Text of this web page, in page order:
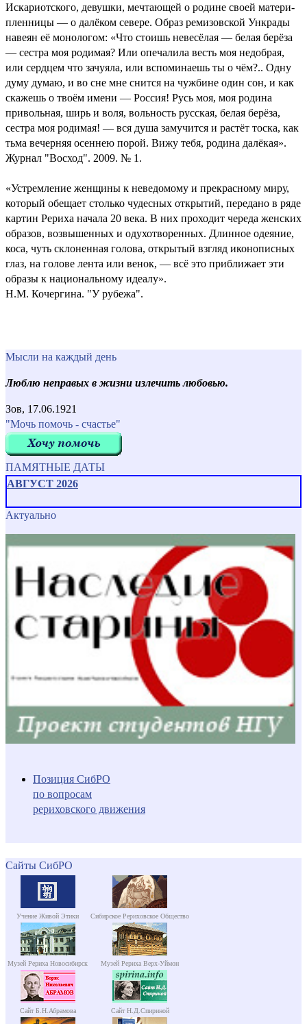
Искариотского, девушки, мечтающей о родине своей матери-
пленницы — о далёком севере. Образ ремизовской Ункрады
навеян её монологом: «Что стоишь невесёлая — белая берёза
— сестра моя родимая? Или опечалила весть моя недобрая,
или сердцем что зачуяла, или вспоминаешь ты о чём?.. Одну
думу думаю, и во сне мне снится на чужбине один сон, и как
скажешь о твоём имени — Россия! Русь моя, моя родина
привольная, ширь и воля, вольность русская, белая берёза,
сестра моя родимая! — вся душа замучится и растёт тоска, как
тьма вечерняя осеннею порой. Вижу тебя, родина далёкая».
Журнал "Восход". 2009. № 1.
«Устремление женщины к неведомому и прекрасному миру,
который обещает столько чудесных открытий, передано в ряде
картин Рериха начала 20 века. В них проходит череда женских
образов, возвышенных и одухотворенных. Длинное одеяние,
коса, чуть склоненная голова, открытый взгляд иконописных
глаз, на голове лента или венок, — всё это приближает эти
образы к национальному идеалу».
Н.М. Кочергина. "У рубежа".
Мысли на каждый день
Люблю неправых в жизни излечить любовью.
Зов, 17.06.1921
"Мочь помочь - счастье"
ПАМЯТНЫЕ ДАТЫ
АВГУСТ 2026
Актуально
Позиция СибРО
по вопросам
рериховского движения
Сайты СибРО
Учение Живой Этики Сибирское Рериховское Общество
Музей Рериха Новосибирск Музей Рериха Верх-Уймон
Сайт Б.Н.Абрамова Сайт Н.Д.Спириной